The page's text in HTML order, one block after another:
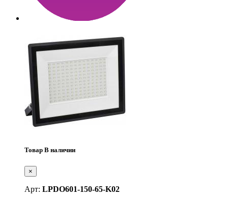
Товар В наличии
×
Арт: LPDO601-150-65-K02